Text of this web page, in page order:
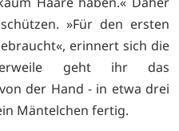
»Für den ersten
erinnert sich die
geht ihr das
der Hand - in etwa drei
Mäntelchen fertig.